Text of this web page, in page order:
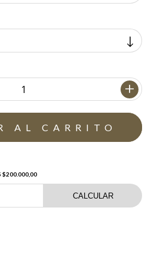
$200.000,00
CALCULAR